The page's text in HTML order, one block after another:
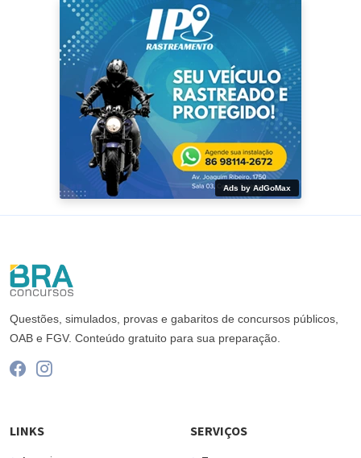
Ads by AdGoMax
Questões, simulados, provas e gabaritos de concursos públicos,
OAB e FGV. Conteúdo gratuito para sua preparação.
LINKS SERVIÇOS